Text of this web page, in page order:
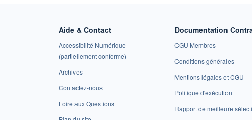
Aide & Contact
Accessibilité Numérique
(partiellement conforme)
Archives
Contactez-nous
Foire aux Questions
Documentation
CGU Membres
Conditions générales
Mentions légales et CGU
Politique d'exécution
Rapport de meilleure